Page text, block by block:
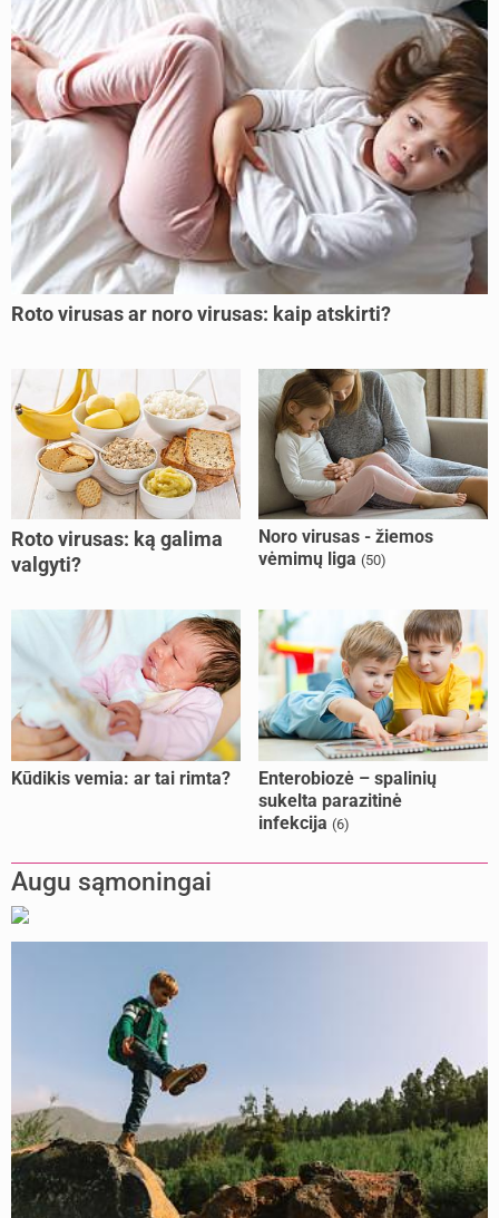
Roto virusas ar noro virusas: kaip atskirti?
Roto virusas: ką galima
valgyti?
Noro virusas - žiemos
vėmimų liga (50)
Kūdikis vemia: ar tai rimta?
Enterobiozė – spalinių
sukelta parazitinė
infekcija (6)
Augu sąmoningai